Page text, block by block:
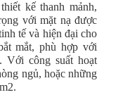
kế thanh mảnh,
với mặt nạ được
tế và hiện đại cho
mắt, phù hợp với
Với công suất hoạt
ngủ, hoặc những